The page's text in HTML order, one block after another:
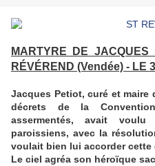
MARTYRE DE JACQUES
RÉVÉREND (Vendée) - LE
Jacques Petiot, curé et maire
décrets de la
assermentés, avait
paroissiens, avec la
voulait bien lui accorder cette
Le ciel agréa son héroïque